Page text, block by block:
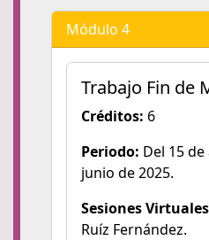
Módulo 4
Trabajo Fin de
Créditos: 6
Periodo: Del 15
junio de 2025.
Sesiones
Ruíz Fernández.